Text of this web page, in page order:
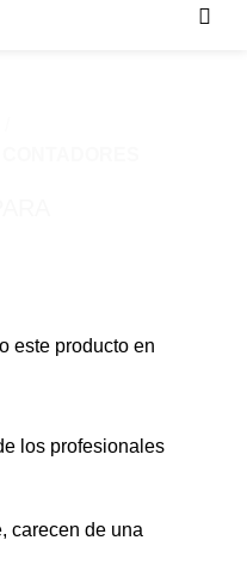
este producto en
los profesionales
carecen de una